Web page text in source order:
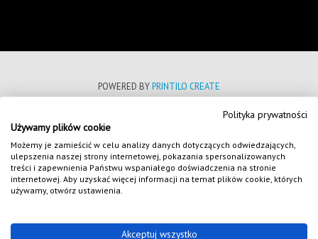
POWERED BYPRINTILO CREATE
REGULAMIN SKLEPU INTERNETOWEGO
FORMULARZE
NASZE REALIZACJE
Polityka prywatności
Używamy plików cookie
Możemy je zamieścić w celu analizy danych dotyczących odwiedzających,
ulepszenia naszej strony internetowej, pokazania spersonalizowanych
treści i zapewnienia Państwu wspaniałego doświadczenia na stronie
internetowej. Aby uzyskać więcej informacji na temat plików cookie, których
używamy, otwórz ustawienia.
Akceptuj wszystko